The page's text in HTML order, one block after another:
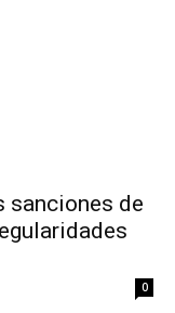
sanciones de
0